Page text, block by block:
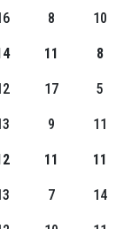
8 10
11 8
17 5
9 11
11 11
7 14